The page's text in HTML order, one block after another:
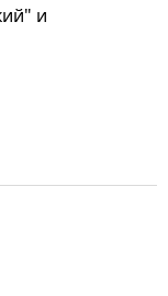
и